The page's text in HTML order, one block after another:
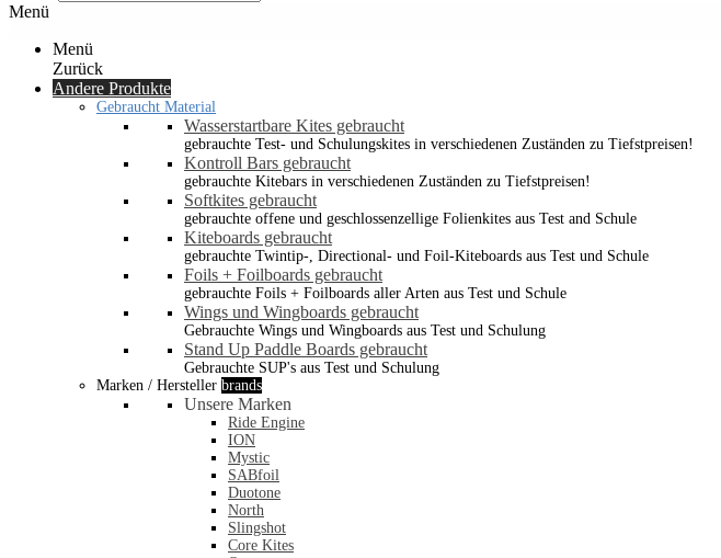
Menü
Menü
Zurück
Andere Produkte
Gebraucht Material
Wasserstartbare Kites gebraucht
gebrauchte Test- und Schulungskites in verschiedenen Zuständen zu Tiefstpreisen!
Kontroll Bars gebraucht
gebrauchte Kitebars in verschiedenen Zuständen zu Tiefstpreisen!
Softkites gebraucht
gebrauchte offene und geschlossenzellige Folienkites aus Test and Schule
Kiteboards gebraucht
gebrauchte Twintip-, Directional- und Foil-Kiteboards aus Test und Schule
Foils + Foilboards gebraucht
gebrauchte Foils + Foilboards aller Arten aus Test und Schule
Wings und Wingboards gebraucht
Gebrauchte Wings und Wingboards aus Test und Schulung
Stand Up Paddle Boards gebraucht
Gebrauchte SUP's aus Test und Schulung
Marken / Hersteller brands
Unsere Marken
Ride Engine
ION
Mystic
SABfoil
Duotone
North
Slingshot
Core Kites